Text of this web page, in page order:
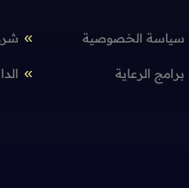
سياسة الخصوصية
برامج الرعاية